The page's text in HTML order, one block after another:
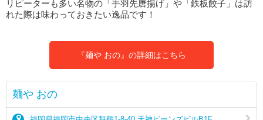
リピーターも多い名物の「手羽先唐揚げ」や「鉄板餃子」は訪
れた際は味わっておきたい逸品です！
『麺や おの』の詳細はこちら
麺や おの